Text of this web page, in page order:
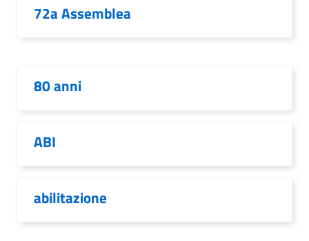
72a Assemblea
80 anni
ABI
abilitazione